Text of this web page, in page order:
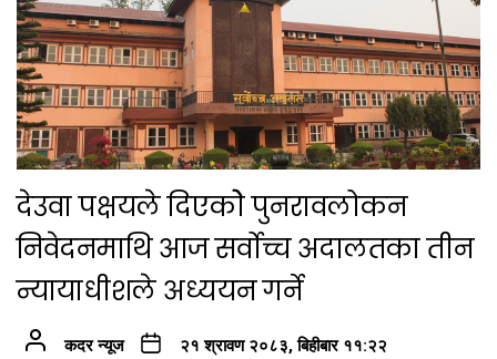
देउवा पक्षयले दिएकोे पुनरावलोकन
निवेदनमाथि आज सर्वोच्च अदालतका तीन
न्यायाधीशले अध्ययन गर्ने
कदर न्यूज २१ श्रावण २०८३, बिहीबार ११:२२